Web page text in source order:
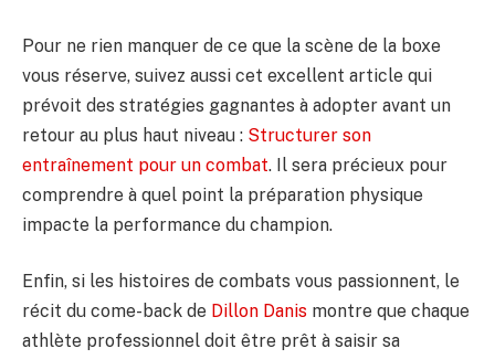
Pour ne rien manquer de ce que la scène de la boxe
vous réserve, suivez aussi cet excellent article qui
prévoit des stratégies gagnantes à adopter avant un
retour au plus haut niveau : Structurer son
entraînement pour un combat. Il sera précieux pour
comprendre à quel point la préparation physique
impacte la performance du champion.
Enfin, si les histoires de combats vous passionnent, le
récit du come-back de Dillon Danis montre que chaque
athlète professionnel doit être prêt à saisir sa